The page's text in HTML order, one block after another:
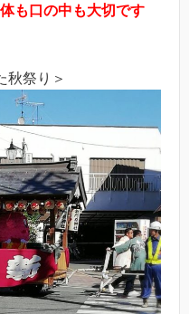
も口の中も大切です
秋祭り＞